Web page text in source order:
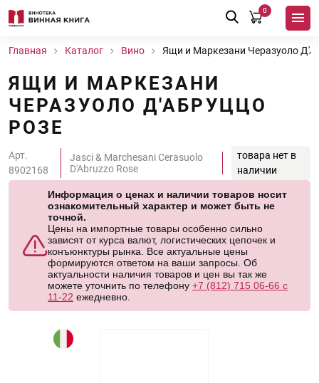
0
Главная Каталог Вино Ящи и Маркезани Черазуоло
ЯЩИ И МАРКЕЗАНИ
ЧЕРАЗУОЛО Д'АБРУЦЦО
РОЗЕ
Арт.
8902168
Jasci & Marchesani Cerasuolo
D'Abruzzo Rose
товара нет в
наличии
Информация о ценах и наличии товаров носит
ознакомительный характер и может быть не
точной.
Цены на импортные товары особенно сильно
зависят от курса валют, логистических цепочек и
конъюнктуры рынка. Все актуальные цены
формируются ответом на ваши запросы. Об
актуальности наличия товаров и цен вы так же
можете уточнить по телефону +7 (812) 715 06-66 с
11-22 ежедневно.